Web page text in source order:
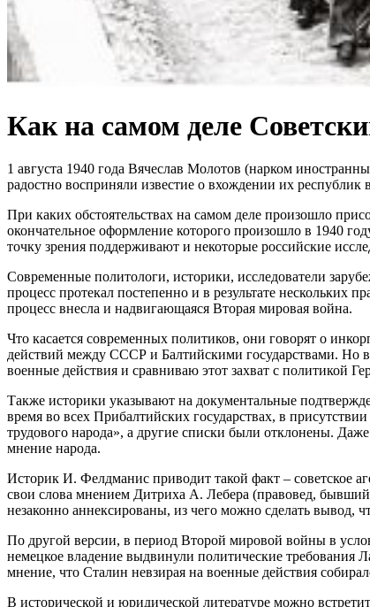
Как на самом деле
1 августа 1940 года Вячеслав Молотов (нарком
радостно восприняли известие о вхождении их республик
При каких обстоятельствах на самом деле произошло
окончательное оформление которого произошло в 1940
точку зрения поддерживают и некоторые российские
Современные политологи, историки, исследователи
процесс протекал постепенно и в результате
процесс внесла и надвигающаяся Вторая мировая война.
Что касается современных политиков, они говорят о
действий между СССР и Балтийскими государствами. Но
военные действия и сравниваю этот захват с политикой
Также историки указывают на документальные
время во всех Прибалтийских государствах, в
трудового народа», а другие списки были отклонены.
мнение народа.
Историк И. Фелдманис приводит такой факт – советское
свои слова мнением Дитриха А. Лебера (правовед,
незаконно аннексированы, из чего можно сделать вывод,
По другой версии, в период Второй мировой войны в
немецкое владение выдвинули политические требования
мнение, что Сталин невзирая на военные действия
В исторической и юридической литературе можно